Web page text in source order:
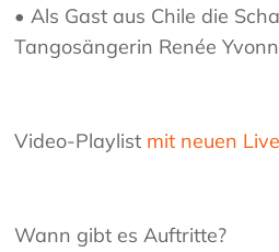
• Als Gast aus Chile die
Tangosängerin Renée
Video-Playlist mit neuen
Wann gibt es Auftritte?